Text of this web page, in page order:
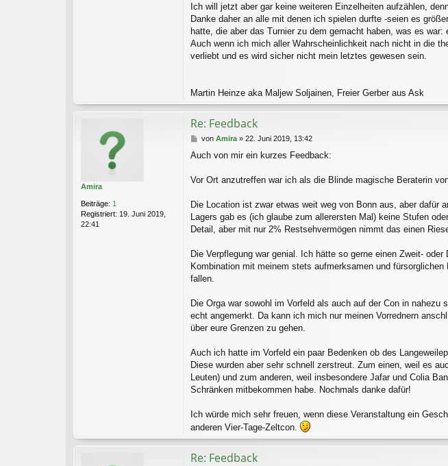
Ich will jetzt aber gar keine weiteren Einzelheiten aufzählen,
Danke daher an alle mit denen ich spielen durfte -seien es
hatte, die aber das Turnier zu dem gemacht haben, was es war:
Auch wenn ich mich aller Wahrscheinlichkeit nach nicht in die
verliebt und es wird sicher nicht mein letztes gewesen sein.
Martin Heinze aka Maljew Soljainen, Freier Gerber aus Ask
Amira
Beiträge: 1
Registriert: 19. Juni 2019,
22:41
Re: Feedback
B
i
r
von Amira» 22. Juni 2019, 13:42
Auch von mir ein kurzes Feedback:
Vor Ort anzutreffen war ich als die Blinde magische Beraterin
Die Location ist zwar etwas weit weg von Bonn aus, aber dafür
Lagers gab es (ich glaube zum allerersten Mal) keine Stufen
Detail, aber mit nur 2% Restsehvermögen nimmt das einen
Die Verpflegung war genial. Ich hätte so gerne einen Zweit-
Kombination mit meinem stets aufmerksamen und
fallen.
Die Orga war sowohl im Vorfeld als auch auf der Con in
echt angemerkt. Da kann ich mich nur meinen Vorrednern
über eure Grenzen zu gehen.
Auch ich hatte im Vorfeld ein paar Bedenken ob des
Diese wurden aber sehr schnell zerstreut. Zum einen, weil es
Leuten) und zum anderen, weil insbesondere Jafar und Colia
Schränken mitbekommen habe. Nochmals danke dafür!
Ich würde mich sehr freuen, wenn diese Veranstaltung ein
anderen Vier-Tage-Zeltcon.
Re: Feedback